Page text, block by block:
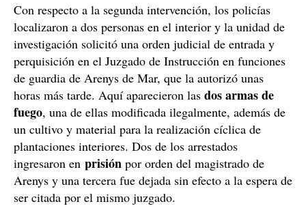
Con respecto a la segunda intervención, los policías
localizaron a dos personas en el interior y la unidad de
investigación solicitó una orden judicial de entrada y
perquisición en el Juzgado de Instrucción en funciones
de guardia de Arenys de Mar, que la autorizó unas
horas más tarde. Aquí aparecieron las dos armas de
fuego, una de ellas modificada ilegalmente, además de
un cultivo y material para la realización cíclica de
plantaciones interiores. Dos de los arrestados
ingresaron en prisión por orden del magistrado de
Arenys y una tercera fue dejada sin efecto a la espera de
ser citada por el mismo juzgado.